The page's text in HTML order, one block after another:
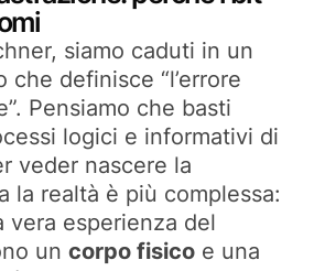
siamo caduti in un
che definisce “l’errore
Pensiamo che basti
logici e informativi di
veder nascere la
la realtà è più complessa:
vera esperienza del
uncorpo fisico e una